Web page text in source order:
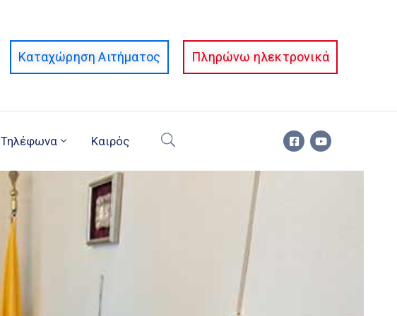
Καταχώρηση Αιτήματος Πληρώνω ηλεκτρονικά
Τηλέφωνα Καιρός